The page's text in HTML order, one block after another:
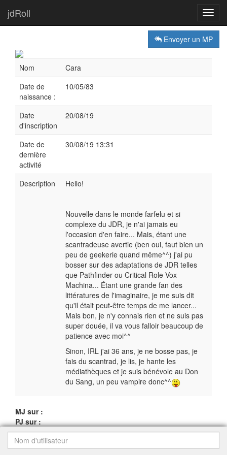
jdRoll
Envoyer un MP
Nom
Cara
Date de
naissance :
10/05/83
Date
d'inscription
20/08/19
Date de
dernière
activité
30/08/19 13:31
Description Hello!
Nouvelle dans le monde farfelu et si
complexe du JDR, je n'ai jamais eu
l'occasion d'en faire... Mais, étant une
scantradeuse avertie (ben oui, faut bien un
peu de geekerie quand même^^) j'ai pu
bosser sur des adaptations de JDR telles
que Pathfinder ou Critical Role Vox
Machina... Étant une grande fan des
littératures de l'imaginaire, je me suis dit
qu'il était peut-être temps de me lancer...
Mais bon, je n'y connais rien et ne suis pas
super douée, il va vous falloir beaucoup de
patience avec moi^^
Sinon, IRL j'ai 36 ans, je ne bosse pas, je
fais du scantrad, je lis, je hante les
médiathèques et je suis bénévole au Don
du Sang, un peu vampire donc^^
MJ sur :
PJ sur :